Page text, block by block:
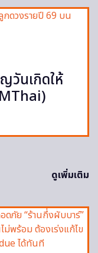
วันเกิดให้
ดูเพิ่มเติม